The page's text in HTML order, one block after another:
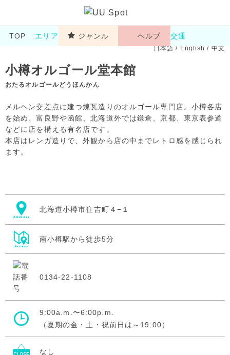
TOP エリア ジャンル ヘルプ 交通
日本語 / English / 中文
小樽オルゴール堂本館
おたるオルゴールどうほんかん
メルヘン交差点に建つ煉瓦造りのオルゴール専門店。小樽各店
を始め、富良野や函館、北海道外では鎌倉、京都、東京表参道
などに店を構える有名店です。
本店はレンガ造りで、外観から店の中までレトロ感を感じられ
ます。
北海道小樽市住吉町４−１
南小樽駅から徒歩5分
0134-22-1108
9:00a.m.〜6:00p.m.
（夏期の金・土・祝前日は～19:00）
なし